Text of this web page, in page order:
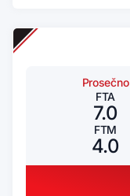
Prosečno
FTA
7.0
FTM
4.0